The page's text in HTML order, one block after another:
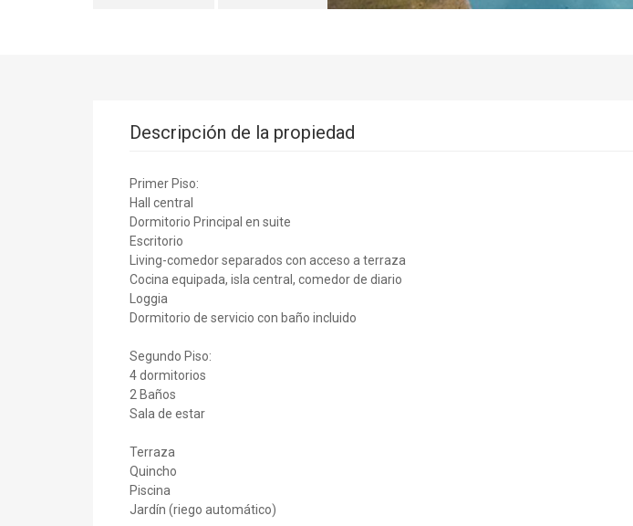
Descripción de la propiedad
Primer Piso:
Hall central
Dormitorio Principal en suite
Escritorio
Living-comedor separados con acceso a terraza
Cocina equipada, isla central, comedor de diario
Loggia
Dormitorio de servicio con baño incluido
Segundo Piso:
4 dormitorios
2 Baños
Sala de estar
Terraza
Quincho
Piscina
Jardín (riego automático)